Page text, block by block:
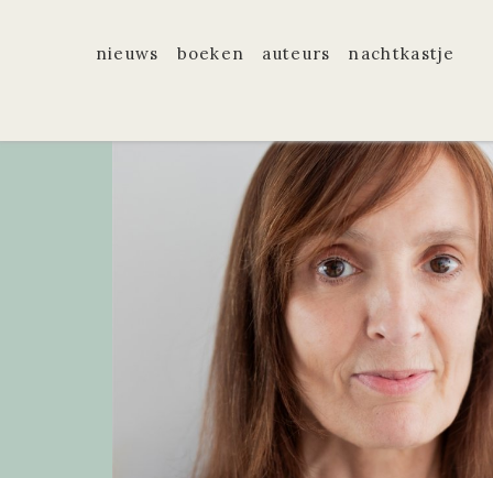
nieuws boeken auteurs nachtkastje